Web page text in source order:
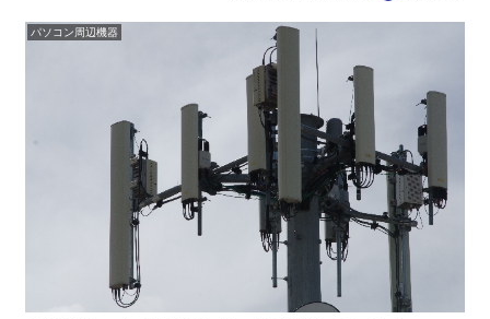
パソコン周辺機器